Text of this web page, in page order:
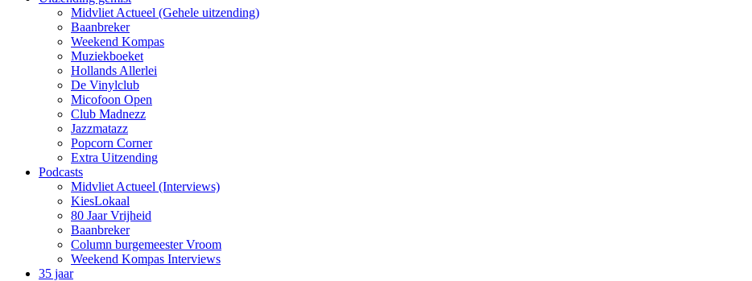
Midvliet Actueel (Gehele uitzending)
Baanbreker
Weekend Kompas
Muziekboeket
Hollands Allerlei
De Vinylclub
Micofoon Open
Club Madnezz
Jazzmatazz
Popcorn Corner
Extra Uitzending
Podcasts
Midvliet Actueel (Interviews)
KiesLokaal
80 Jaar Vrijheid
Baanbreker
Column burgemeester Vroom
Weekend Kompas Interviews
35 jaar